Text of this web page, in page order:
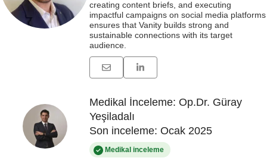
creating content briefs, and executing
impactful campaigns on social media platforms
ensures that Vanity builds strong and
sustainable connections with its target
audience.
Medikal İnceleme: Op.Dr. Güray
Yeşiladalı
Son inceleme: Ocak 2025
Medikal inceleme